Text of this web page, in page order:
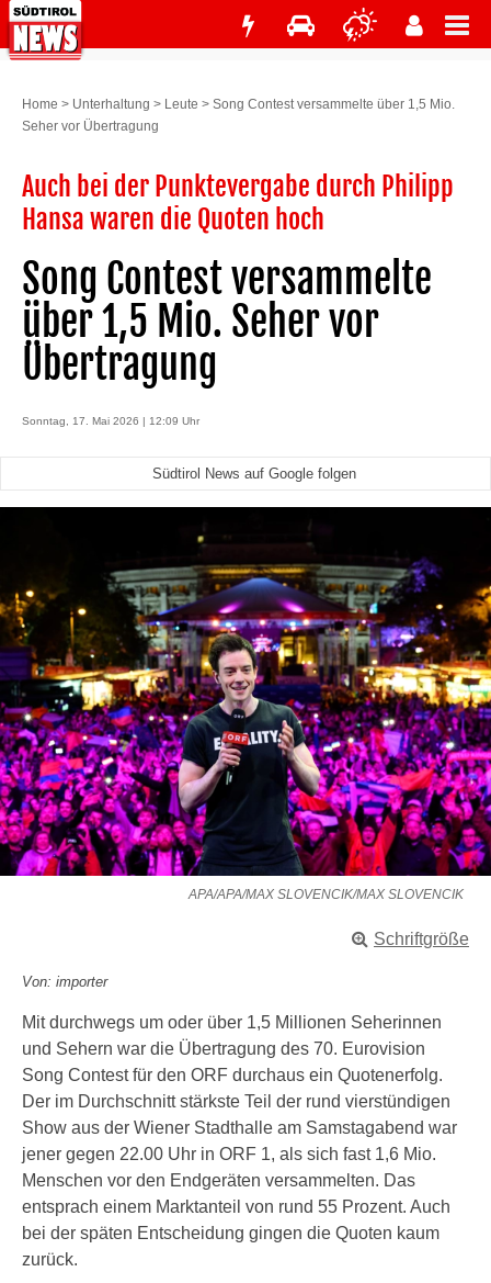
Home > Unterhaltung > Leute > Song Contest versammelte über 1,5 Mio.
Seher vor Übertragung
Auch bei der Punktevergabe durch Philipp
Hansa waren die Quoten hoch
Song Contest versammelte
über 1,5 Mio. Seher vor
Übertragung
Sonntag, 17. Mai 2026 | 12:09 Uhr
Südtirol News auf Google folgen
APA/APA/MAX SLOVENCIK/MAX SLOVENCIK
Schriftgröße
Von: importer
Mit durchwegs um oder über 1,5 Millionen Seherinnen
und Sehern war die Übertragung des 70. Eurovision
Song Contest für den ORF durchaus ein Quotenerfolg.
Der im Durchschnitt stärkste Teil der rund vierstündigen
Show aus der Wiener Stadthalle am Samstagabend war
jener gegen 22.00 Uhr in ORF 1, als sich fast 1,6 Mio.
Menschen vor den Endgeräten versammelten. Das
entsprach einem Marktanteil von rund 55 Prozent. Auch
bei der späten Entscheidung gingen die Quoten kaum
zurück.